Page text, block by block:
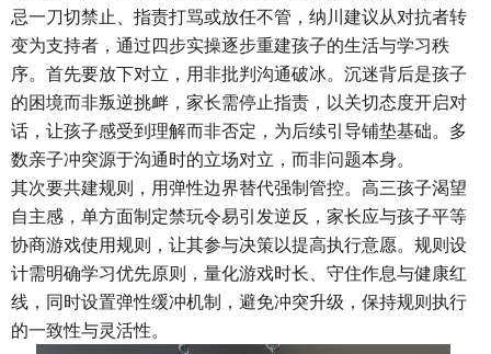
忌一刀切禁止、指责打骂或放任不管，纳川建议从对抗者转
变为支持者，通过四步实操逐步重建孩子的生活与学习秩
序。首先要放下对立，用非批判沟通破冰。沉迷背后是孩子
的困境而非叛逆挑衅，家长需停止指责，以关切态度开启对
话，让孩子感受到理解而非否定，为后续引导铺垫基础。多
数亲子冲突源于沟通时的立场对立，而非问题本身。
其次要共建规则，用弹性边界替代强制管控。高三孩子渴望
自主感，单方面制定禁玩令易引发逆反，家长应与孩子平等
协商游戏使用规则，让其参与决策以提高执行意愿。规则设
计需明确学习优先原则，量化游戏时长、守住作息与健康红
线，同时设置弹性缓冲机制，避免冲突升级，保持规则执行
的一致性与灵活性。